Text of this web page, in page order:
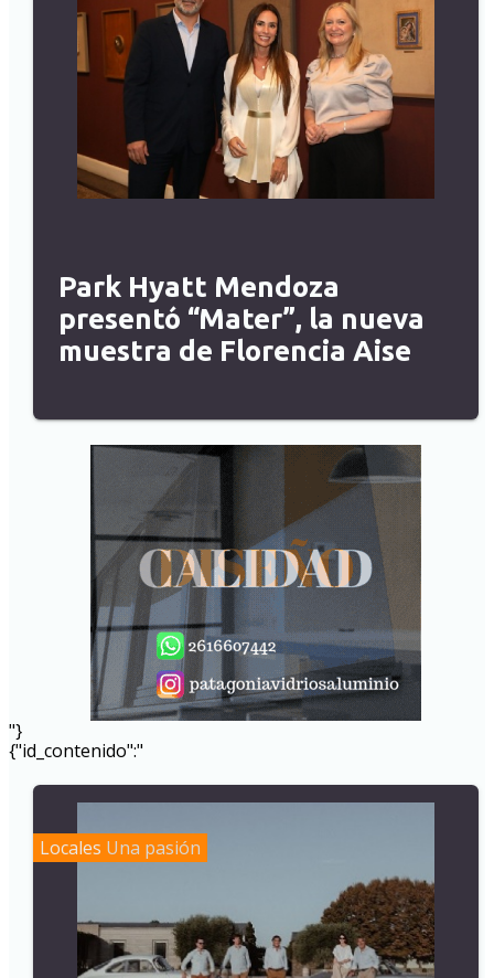
Park Hyatt Mendoza
presentó “Mater”, la nueva
muestra de Florencia Aise
"}
{"id_contenido":"
Locales Una pasión